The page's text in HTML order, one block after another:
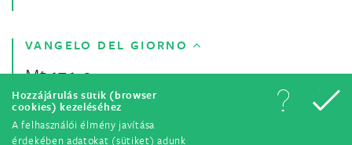
Hozzájárulás sütik (browser
cookies) kezeléséhez
A felhasználói élmény javítása
érdekében adatokat (sütiket) adunk
VANGELO DEL GIORNO
Mt 17,1-9